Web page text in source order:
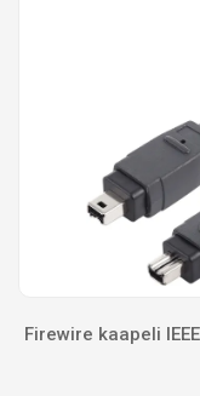
Firewire kaapeli